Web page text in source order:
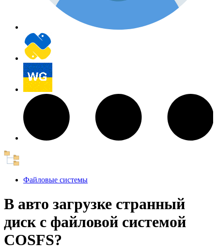
Файловые системы
В авто загрузке странный
диск с файловой системой
COSFS?